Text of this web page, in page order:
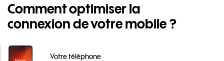
Comment optimiser la
connexion de votre mobile ?
Votre téléphone